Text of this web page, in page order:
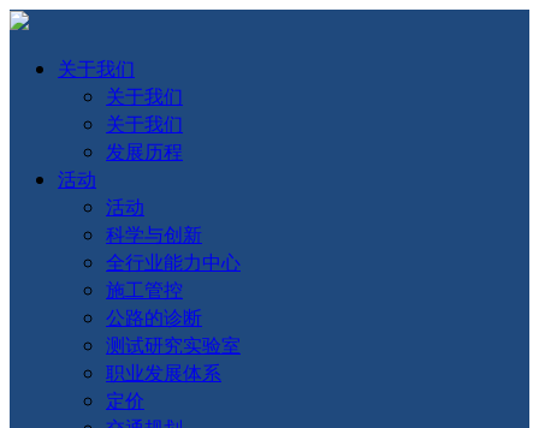
关于我们
关于我们
关于我们
发展历程
活动
活动
科学与创新
全行业能力中心
施工管控
公路的诊断
测试研究实验室
职业发展体系
定价